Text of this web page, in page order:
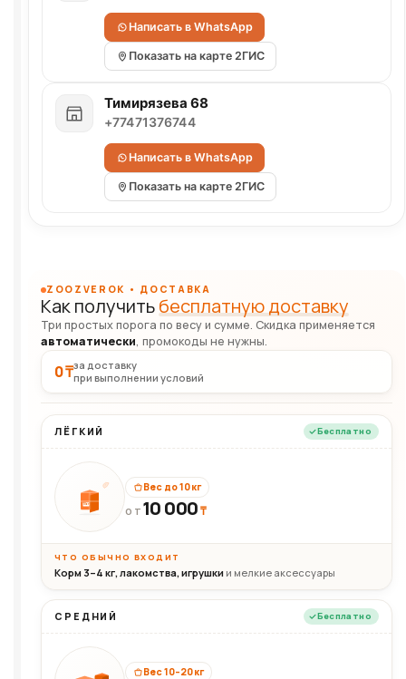
Написать в WhatsApp
Показать на карте 2ГИС
Тимирязева 68
+77471376744
Написать в WhatsApp
Показать на карте 2ГИС
ZOOZVEROK • ДОСТАВКА
Как получитьбесплатную доставку
Три простых порога по весу и сумме. Скидка применяется
автоматически, промокоды не нужны.
0 ₸за доставку
при выполнении условий
ЛЁГКИЙ Бесплатно
10кг
Вес до 10 кг
ОТ 10 000₸
ЧТО ОБЫЧНО ВХОДИТ
Корм 3–4 кг, лакомства, игрушки и мелкие аксессуары
СРЕДНИЙ Бесплатно
Вес 10–20 кг